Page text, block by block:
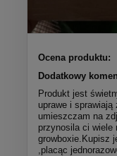
Ocena produktu:
Dodatkowy
Produkt jest
uprawe i
umieszczam na
przynosila ci wiele
growboxie.Kupisz
,placąc